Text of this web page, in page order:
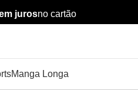
no cartão
Manga Longa